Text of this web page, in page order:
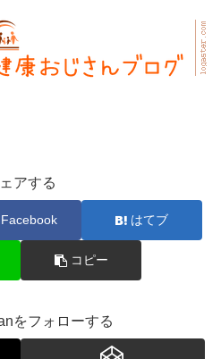
アする
Facebook はてブ
コピー
をフォローする